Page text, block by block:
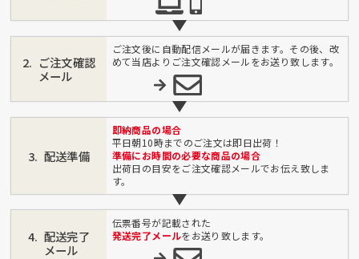
ご注文確認
メール
ご注文後に自動配信メールが届きます。その後、改
めて当店よりご注文確認メールをお送り致します。
配送準備
即納商品の場合
平日朝10時までのご注文は即日出荷！
準備にお時間の必要な商品の場合
出荷日の目安をご注文確認メールでお伝え致しま
す。
配送完了
メール
伝票番号が記載された
発送完了メールをお送り致します。